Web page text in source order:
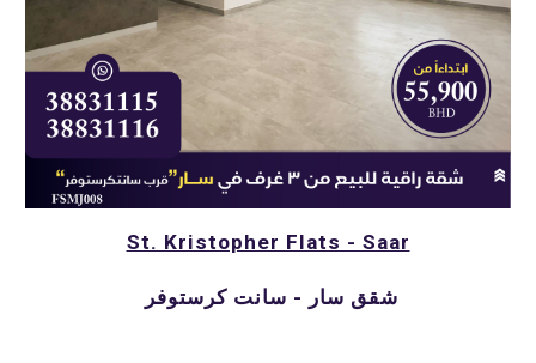
St. Kristopher Flats - Saar
شقق سار - سانت كرستوفر